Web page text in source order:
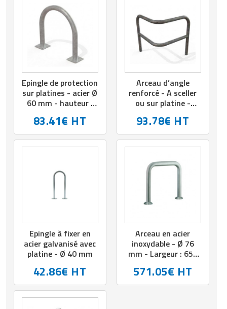
Epingle de protection
sur platines - acier Ø
60 mm - hauteur :
83.41€ HT
Arceau d’angle
renforcé - A sceller
ou sur platine -
Diam.60 mm
93.78€ HT
Epingle à fixer en
acier galvanisé avec
platine - Ø 40 mm
42.86€ HT
Arceau en acier
inoxydable - Ø 76
mm - Largeur : 650
571.05€ HT